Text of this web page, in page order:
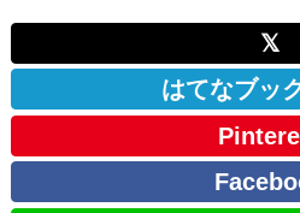
𝕏
はてなブッ